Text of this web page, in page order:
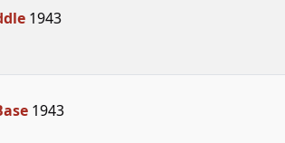
1943
1943